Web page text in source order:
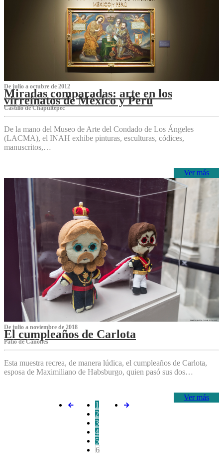
De julio a octubre de 2012
Miradas comparadas: arte en los
virreinatos de México y Perú
Castillo de Chapultepec
De la mano del Museo de Arte del Condado de Los Ángeles
(LACMA), el INAH exhibe pinturas, esculturas, códices,
manuscritos,…
Ver más
De julio a noviembre de 2018
El cumpleaños de Carlota
Patio de Cañones
Esta muestra recrea, de manera lúdica, el cumpleaños de Carlota,
esposa de Maximiliano de Habsburgo, quien pasó sus dos…
Ver más
1
2
3
4
5
6